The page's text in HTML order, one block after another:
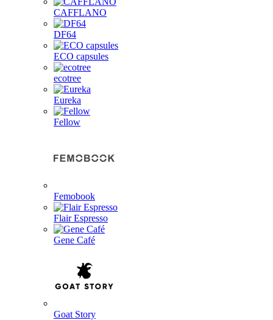
CAFFLANO
DF64
ECO capsules
ecotree
Eureka
Fellow
Femobook
Flair Espresso
Gene Café
Goat Story